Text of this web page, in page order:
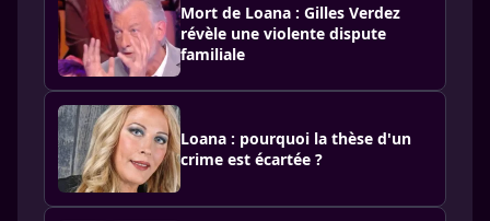
Mort de Loana : Gilles Verdez
révèle une violente dispute
familiale
Loana : pourquoi la thèse d'un
crime est écartée ?